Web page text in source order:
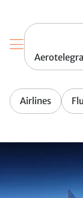
Airlines